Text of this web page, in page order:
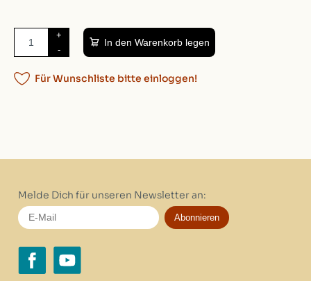
+
-
In den Warenkorb legen
Für Wunschliste bitte einloggen!
Melde Dich für unseren Newsletter an:
Abonnieren